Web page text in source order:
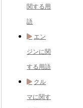
関する用
語
エン
ジンに関
する用語
クル
マに関す